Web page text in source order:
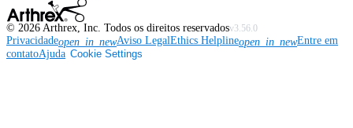
© 2026 Arthrex, Inc. Todos os direitos reservadosv3.56.0
Privacidadeopen_in_newAviso LegalEthics Helplineopen_in_newEntre em
contatoAjuda Cookie Settings